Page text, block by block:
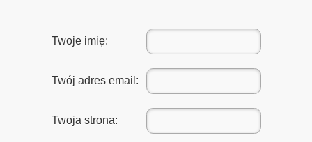
Twoje imię:
Twój adres email:
Twoja strona: